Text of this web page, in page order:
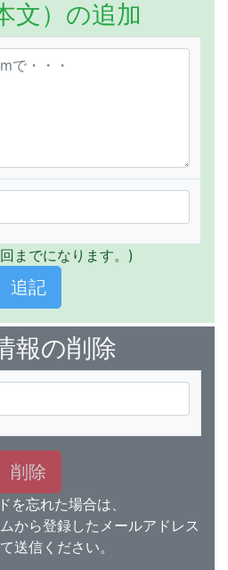
文）の追加
までになります。)
報の削除
を忘れた場合は、
から登録したメールアドレス
送信ください。